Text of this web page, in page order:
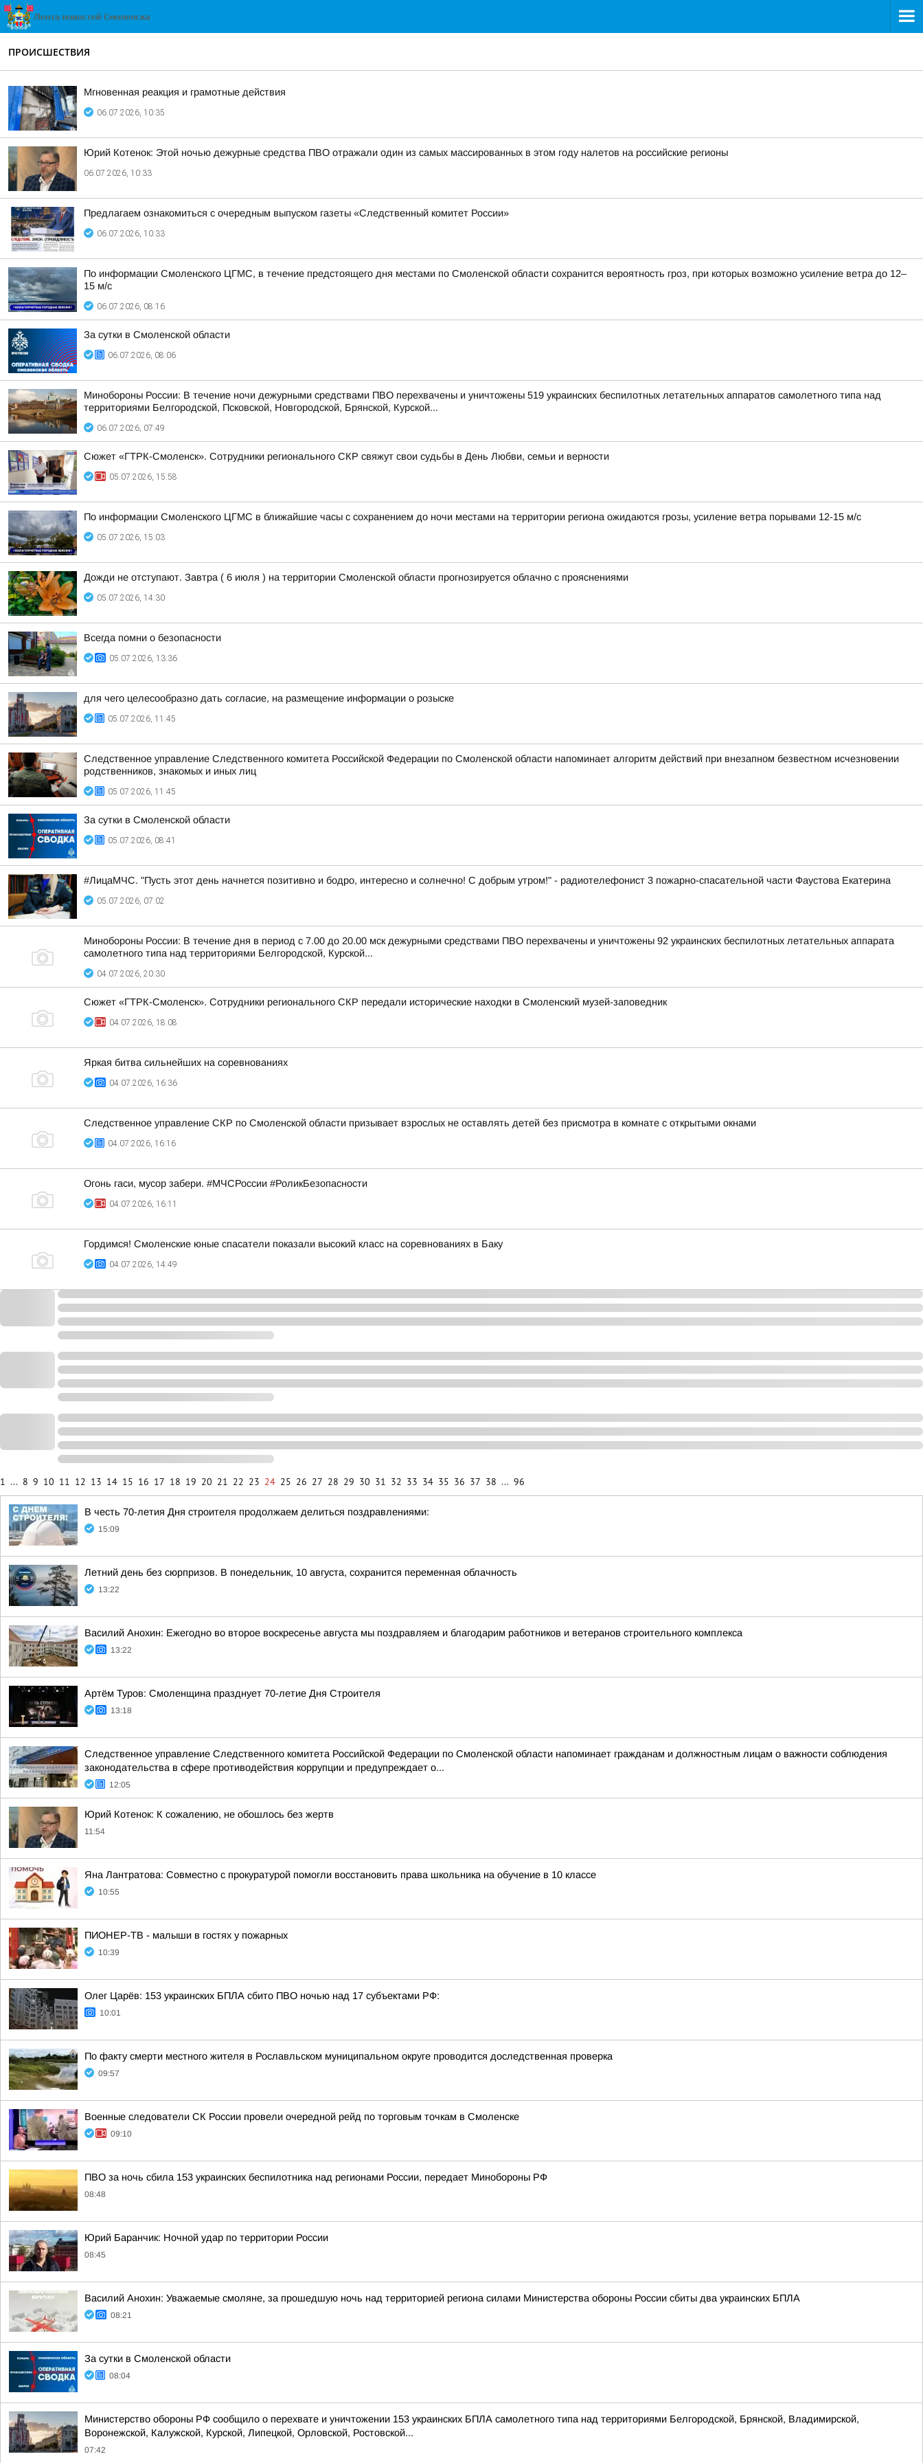
ПРОИСШЕСТВИЯ
Мгновенная реакция и грамотные действия
06.07.2026, 10:35
Юрий Котенок: Этой ночью дежурные средства ПВО отражали один из самых массированных в этом году налетов на российские регионы
06.07.2026, 10:33
Предлагаем ознакомиться с очередным выпуском газеты «Следственный комитет России»
06.07.2026, 10:33
По информации Смоленского ЦГМС, в течение предстоящего дня местами по Смоленской области сохранится вероятность гроз, при которых возможно усиление ветра до 12–
15 м/с
06.07.2026, 08:16
За сутки в Смоленской области
06.07.2026, 08:06
Минобороны России: В течение ночи дежурными средствами ПВО перехвачены и уничтожены 519 украинских беспилотных летательных аппаратов самолетного типа над
территориями Белгородской, Псковской, Новгородской, Брянской, Курской...
06.07.2026, 07:49
Сюжет «ГТРК-Смоленск». Сотрудники регионального СКР свяжут свои судьбы в День Любви, семьи и верности
05.07.2026, 15:58
По информации Смоленского ЦГМС в ближайшие часы с сохранением до ночи местами на территории региона ожидаются грозы, усиление ветра порывами 12-15 м/с
05.07.2026, 15:03
Дожди не отступают. Завтра ( 6 июля ) на территории Смоленской области прогнозируется облачно с прояснениями
05.07.2026, 14:30
Всегда помни о безопасности
05.07.2026, 13:36
для чего целесообразно дать согласие, на размещение информации о розыске
05.07.2026, 11:45
Следственное управление Следственного комитета Российской Федерации по Смоленской области напоминает алгоритм действий при внезапном безвестном исчезновении
родственников, знакомых и иных лиц
05.07.2026, 11:45
За сутки в Смоленской области
05.07.2026, 08:41
#ЛицаМЧС. "Пусть этот день начнется позитивно и бодро, интересно и солнечно! С добрым утром!" - радиотелефонист 3 пожарно-спасательной части Фаустова Екатерина
05.07.2026, 07:02
Минобороны России: В течение дня в период с 7.00 до 20.00 мск дежурными средствами ПВО перехвачены и уничтожены 92 украинских беспилотных летательных аппарата
самолетного типа над территориями Белгородской, Курской...
04.07.2026, 20:30
Сюжет «ГТРК-Смоленск». Сотрудники регионального СКР передали исторические находки в Смоленский музей-заповедник
04.07.2026, 18:08
Яркая битва сильнейших на соревнованиях
04.07.2026, 16:36
Следственное управление СКР по Смоленской области призывает взрослых не оставлять детей без присмотра в комнате с открытыми окнами
04.07.2026, 16:16
Огонь гаси, мусор забери. #МЧСРоссии #РоликБезопасности
04.07.2026, 16:11
Гордимся! Смоленские юные спасатели показали высокий класс на соревнованиях в Баку
04.07.2026, 14:49
1 ... 8 9 10 11 12 13 14 15 16 17 18 19 20 21 22 23 24 25 26 27 28 29 30 31 32 33 34 35 36 37 38 ... 96
В честь 70-летия Дня строителя продолжаем делиться поздравлениями:
15:09
Летний день без сюрпризов. В понедельник, 10 августа, сохранится переменная облачность
13:22
Василий Анохин: Ежегодно во второе воскресенье августа мы поздравляем и благодарим работников и ветеранов строительного комплекса
13:22
Артём Туров: Смоленщина празднует 70-летие Дня Строителя
13:18
Следственное управление Следственного комитета Российской Федерации по Смоленской области напоминает гражданам и должностным лицам о важности соблюдения
законодательства в сфере противодействия коррупции и предупреждает о...
12:05
Юрий Котенок: К сожалению, не обошлось без жертв
11:54
Яна Лантратова: Совместно с прокуратурой помогли восстановить права школьника на обучение в 10 классе
10:55
ПИОНЕР-ТВ - малыши в гостях у пожарных
10:39
Олег Царёв: 153 украинских БПЛА сбито ПВО ночью над 17 субъектами РФ:
10:01
По факту смерти местного жителя в Рославльском муниципальном округе проводится доследственная проверка
09:57
Военные следователи СК России провели очередной рейд по торговым точкам в Смоленске
09:10
ПВО за ночь сбила 153 украинских беспилотника над регионами России, передает Минобороны РФ
08:48
Юрий Баранчик: Ночной удар по территории России
08:45
Василий Анохин: Уважаемые смоляне, за прошедшую ночь над территорией региона силами Министерства обороны России сбиты два украинских БПЛА
08:21
За сутки в Смоленской области
08:04
Министерство обороны РФ сообщило о перехвате и уничтожении 153 украинских БПЛА самолетного типа над территориями Белгородской, Брянской, Владимирской,
Воронежской, Калужской, Курской, Липецкой, Орловской, Ростовской...
07:42